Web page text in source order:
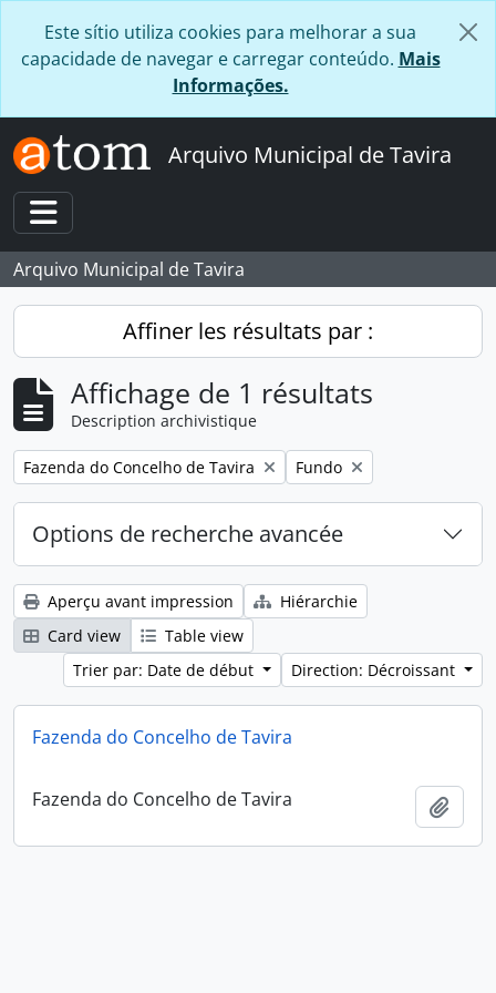
Este sítio utiliza cookies para melhorar a sua
capacidade de navegar e carregar conteúdo. Mais
Informações.
Arquivo Municipal de Tavira
Toggle navigation
Arquivo Municipal de Tavira
Affiner les résultats par :
Affichage de 1 résultats
Description archivistique
Remove filter:
Fazenda do Concelho de Tavira Remove filter:
Fundo
Options de recherche avancée
Aperçu avant impression
Hiérarchie
Card view
Table view
Trier par: Date de début
Direction: Décroissant
Fazenda do Concelho de Tavira
Fazenda do Concelho de Tavira